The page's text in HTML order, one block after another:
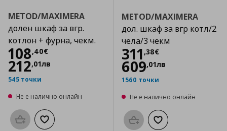
METOD/MAXIMERA
долен шкаф за вгр.
котлон + фурна, чекм.
108,40€
Цена
212,01лв
545 точки
Не е налично онлайн
Προσθήκη στο καλάθι
Добави към списъка с любими
METOD/MAXIMERA
дол. шкаф за вгр котл/2
чела/3 чекм
311 ,38€
Цена
609,01лв
1560 точки
Не е налично онлайн
Προσθήκη στο καλάθι
Добави към